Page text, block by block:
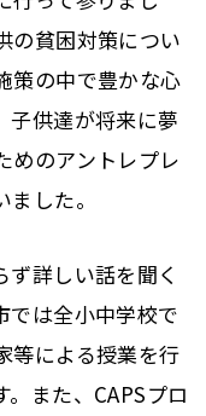
の貧困対策につい
策の中で豊かな心
子供達が将来に夢
めのアントレプレ
した。
詳しい話を聞く
では全小中学校で
等による授業を行
また、CAPSプロ